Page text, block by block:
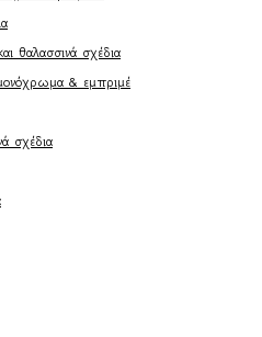
θαλασσινά σχέδια
& εμπριμέ
σχέδια